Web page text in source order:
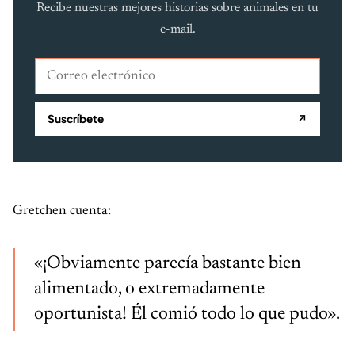
Recibe nuestras mejores historias sobre animales en tu
e-mail.
Correo electrónico
Suscríbete ↗
Gretchen cuenta:
«¡Obviamente parecía bastante bien
alimentado, o extremadamente
oportunista! Él comió todo lo que pudo».